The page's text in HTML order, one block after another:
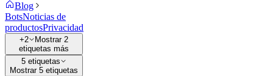
Blog
BotsNoticias de
productosPrivacidad
+2
Mostrar 2
etiquetas más
5 etiquetas
Mostrar 5 etiquetas